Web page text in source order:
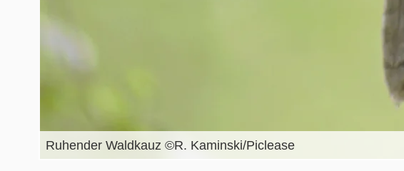
Ruhender Waldkauz ©R. Kaminski/Piclease